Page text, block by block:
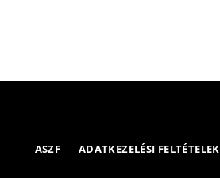
ASZF ADATKEZELÉSI FELTÉTELEK